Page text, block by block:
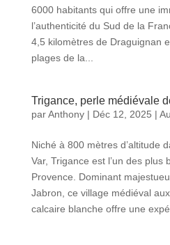
6000 habitants qui offre une
l’authenticité du Sud de la
4,5 kilomètres de Draguignan
plages de la...
Trigance, perle médiévale
parAnthony| Déc 12, 2025 |
Niché à 800 mètres d’altitude
Var, Trigance est l’un des plus
Provence. Dominant
Jabron, ce village médiéval
calcaire blanche offre une